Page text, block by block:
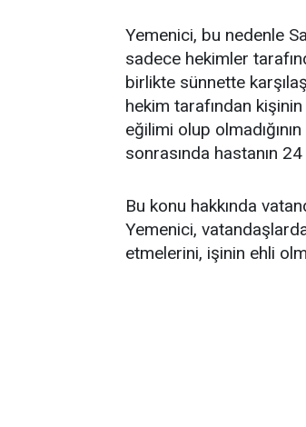
Yemenici, bu nedenle
sadece hekimler
birlikte sünnette
hekim tarafından
eğilimi olup
sonrasında hastanın
Bu konu hakkında
Yemenici,
etmelerini, işinin ehli